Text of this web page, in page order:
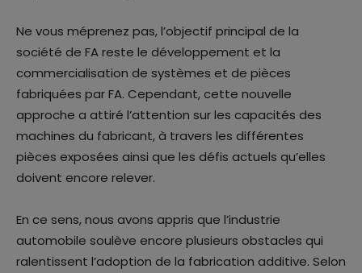
Ne vous méprenez pas, l’objectif principal de la
société de FA reste le développement et la
commercialisation de systèmes et de pièces
fabriquées par FA. Cependant, cette nouvelle
approche a attiré l’attention sur les capacités des
machines du fabricant, à travers les différentes
pièces exposées ainsi que les défis actuels qu’elles
doivent encore relever.
En ce sens, nous avons appris que l’industrie
automobile soulève encore plusieurs obstacles qui
ralentissent l’adoption de la fabrication additive. Selon